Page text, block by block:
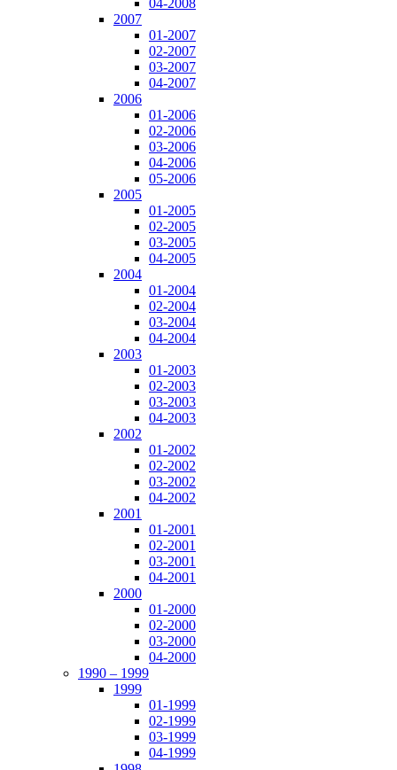
04-2008
2007
01-2007
02-2007
03-2007
04-2007
2006
01-2006
02-2006
03-2006
04-2006
05-2006
2005
01-2005
02-2005
03-2005
04-2005
2004
01-2004
02-2004
03-2004
04-2004
2003
01-2003
02-2003
03-2003
04-2003
2002
01-2002
02-2002
03-2002
04-2002
2001
01-2001
02-2001
03-2001
04-2001
2000
01-2000
02-2000
03-2000
04-2000
1990 – 1999
1999
01-1999
02-1999
03-1999
04-1999